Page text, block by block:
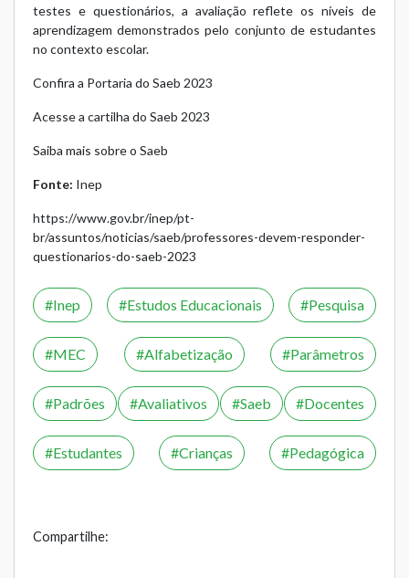
testes e questionários, a avaliação reflete os níveis de
aprendizagem demonstrados pelo conjunto de estudantes
no contexto escolar.
Confira a Portaria do Saeb 2023
Acesse a cartilha do Saeb 2023
Saiba mais sobre o Saeb
Fonte: Inep
https://www.gov.br/inep/pt-
br/assuntos/noticias/saeb/professores-devem-responder-
questionarios-do-saeb-2023
Inep Estudos Educacionais Pesquisa
MEC Alfabetização Parâmetros
Padrões Avaliativos Saeb Docentes
Estudantes Crianças Pedagógica
Compartilhe: